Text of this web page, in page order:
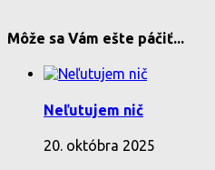
Môže sa Vám ešte páčiť...
Neľutujem nič
20. októbra 2025